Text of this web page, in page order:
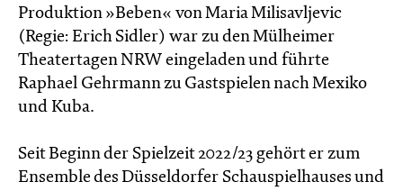
Produktion »Beben« von Maria Milisavljevic
(Regie: Erich Sidler) war zu den Mülheimer
Theatertagen NRW eingeladen und führte
Raphael Gehrmann zu Gastspielen nach Mexiko
und Kuba.
Seit Beginn der Spielzeit 2022/23 gehört er zum
Ensemble des Düsseldorfer Schauspielhauses und